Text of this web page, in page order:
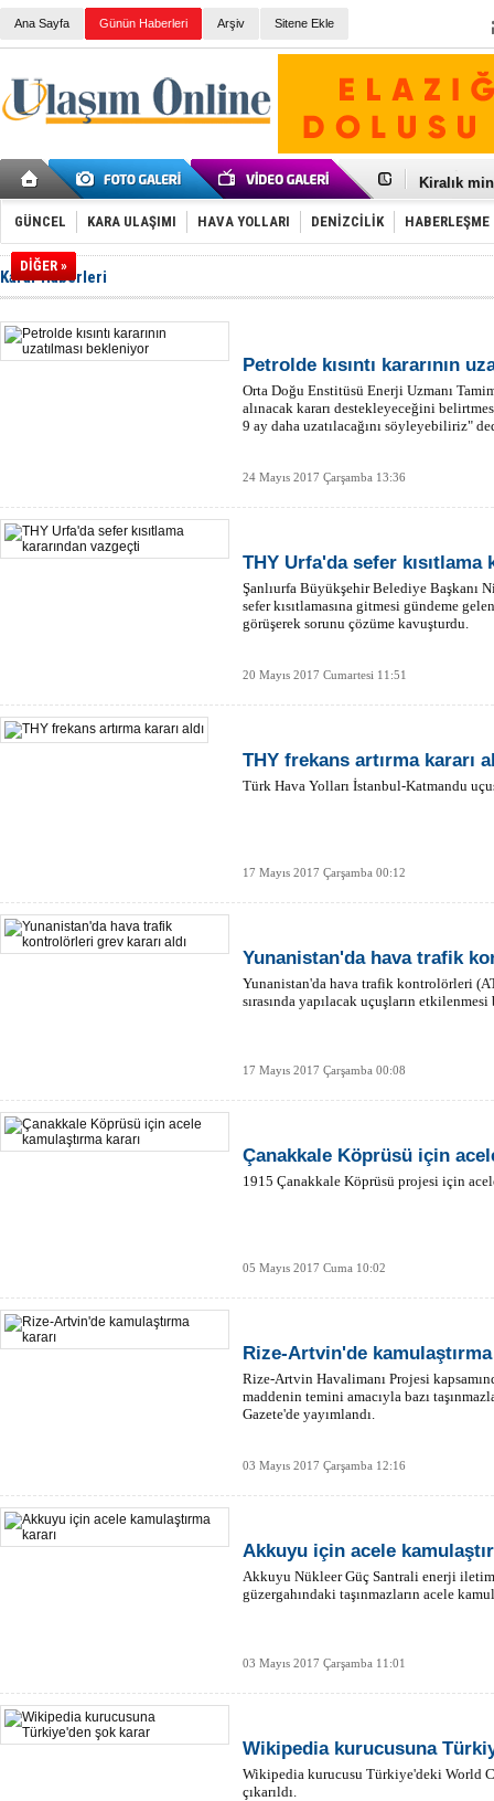
Ana Sayfa Günün Haberleri Arşiv Sitene Ekle
Kiralık
VW'de üst
Ünye
İzmir-
HAVAŞ 21
'Jet uçak'
Rus savaş
GÜNCEL KARA ULAŞIMI HAVA YOLLARI DENİZCİLİK HABERLEŞME
DİĞER »
Karar Haberleri
Petrolde kısıntı kararının
Orta Doğu Enstitüsü Enerji Uzmanı
alınacak kararı destekleyeceğini
9 ay daha uzatılacağını söyleyebiliriz"
24 Mayıs 2017 Çarşamba 13:36
THY Urfa'da sefer kısıtlama
Şanlıurfa Büyükşehir Belediye Başkanı
sefer kısıtlamasına gitmesi gündeme
görüşerek sorunu çözüme kavuşturdu.
20 Mayıs 2017 Cumartesi 11:51
THY frekans artırma kararı
Türk Hava Yolları İstanbul-Katmandu
17 Mayıs 2017 Çarşamba 00:12
Yunanistan'da hava trafik
Yunanistan'da hava trafik kontrolörleri
sırasında yapılacak uçuşların
17 Mayıs 2017 Çarşamba 00:08
Çanakkale Köprüsü için
1915 Çanakkale Köprüsü projesi için
05 Mayıs 2017 Cuma 10:02
Rize-Artvin'de kamulaştırma
Rize-Artvin Havalimanı Projesi
maddenin temini amacıyla bazı
Gazete'de yayımlandı.
03 Mayıs 2017 Çarşamba 12:16
Akkuyu için acele
Akkuyu Nükleer Güç Santrali enerji iletim
güzergahındaki taşınmazların acele
03 Mayıs 2017 Çarşamba 11:01
Wikipedia kurucusuna
Wikipedia kurucusu Türkiye'deki World
çıkarıldı.